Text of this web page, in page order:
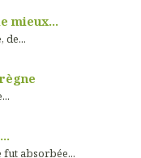
mieux...
de...
fut absorbée...